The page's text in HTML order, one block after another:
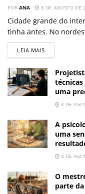
POR ANA 8 DE AGOSTO DE
Cidade grande do
tinha antes. No
LEIA MAIS
uma
8 DE
A
uma
8 DE
O
parte